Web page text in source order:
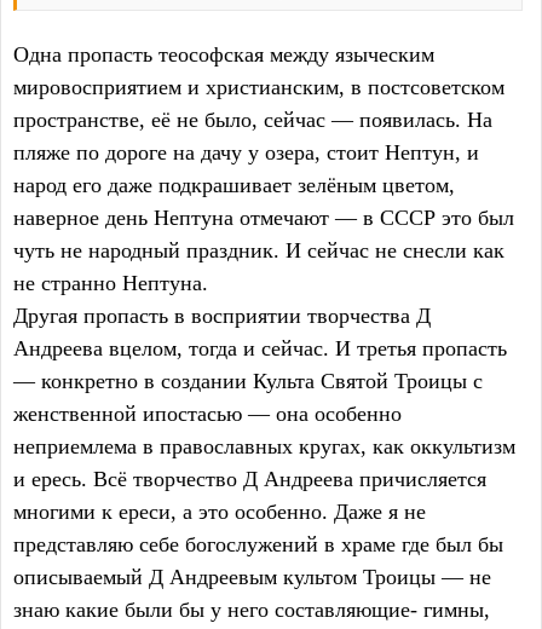
Одна пропасть теософская между языческим
мировосприятием и христианским, в постсоветском
пространстве, её не было, сейчас — появилась. На
пляже по дороге на дачу у озера, стоит Нептун, и
народ его даже подкрашивает зелёным цветом,
наверное день Нептуна отмечают — в СССР это был
чуть не народный праздник. И сейчас не снесли как
не странно Нептуна.
Другая пропасть в восприятии творчества Д
Андреева вцелом, тогда и сейчас. И третья пропасть
— конкретно в создании Культа Святой Троицы с
женственной ипостасью — она особенно
неприемлема в православных кругах, как оккультизм
и ересь. Всё творчество Д Андреева причисляется
многими к ереси, а это особенно. Даже я не
представляю себе богослужений в храме где был бы
описываемый Д Андреевым культом Троицы — не
знаю какие были бы у него составляющие- гимны,